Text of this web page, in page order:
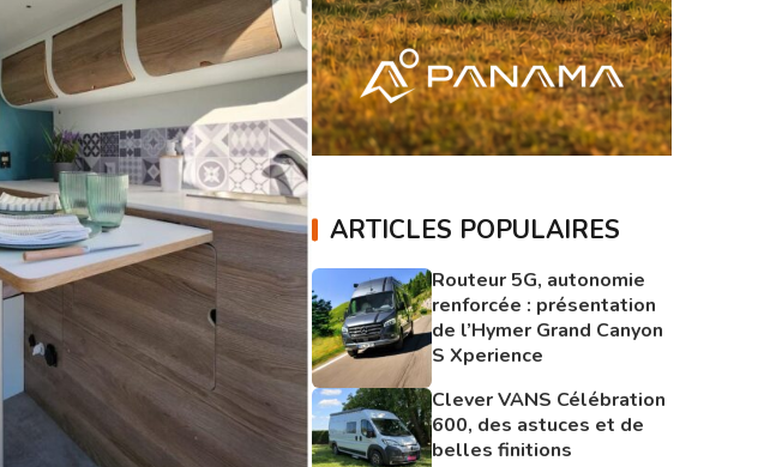
ARTICLES POPULAIRES
Routeur 5G, autonomie
renforcée : présentation
de l’Hymer Grand Canyon
S Xperience
Clever VANS Célébration
600, des astuces et de
belles finitions